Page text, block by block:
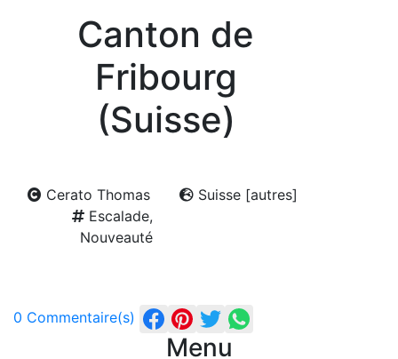
Canton de
Fribourg
(Suisse)
Cerato Thomas
Suisse [autres]
Escalade,
Nouveauté
0 Commentaire(s)
Menu